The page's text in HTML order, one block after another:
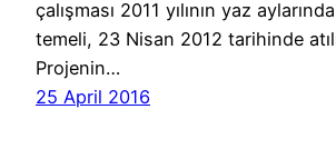
çalışması 2011 yılının yaz
temeli, 23 Nisan 2012 tarihinde
Projenin…
25 April 2016